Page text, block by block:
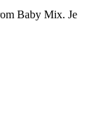
Baby Mix. Je